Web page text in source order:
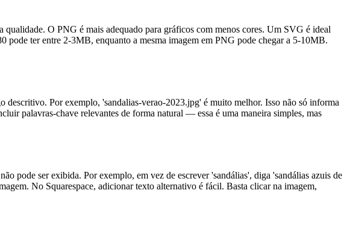
O PNG é mais adequado para gráficos com menos cores. Um SVG é ideal
pode ter entre 2-3MB, enquanto a mesma imagem em PNG pode chegar a 5-10MB.
Por exemplo, 'sandalias-verao-2023.jpg' é muito melhor. Isso não só informa
palavras-chave relevantes de forma natural — essa é uma maneira simples, mas
pode ser exibida. Por exemplo, em vez de escrever 'sandálias', diga 'sandálias azuis de
No Squarespace, adicionar texto alternativo é fácil. Basta clicar na imagem,